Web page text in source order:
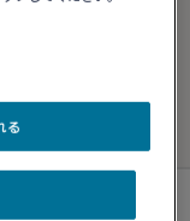
る